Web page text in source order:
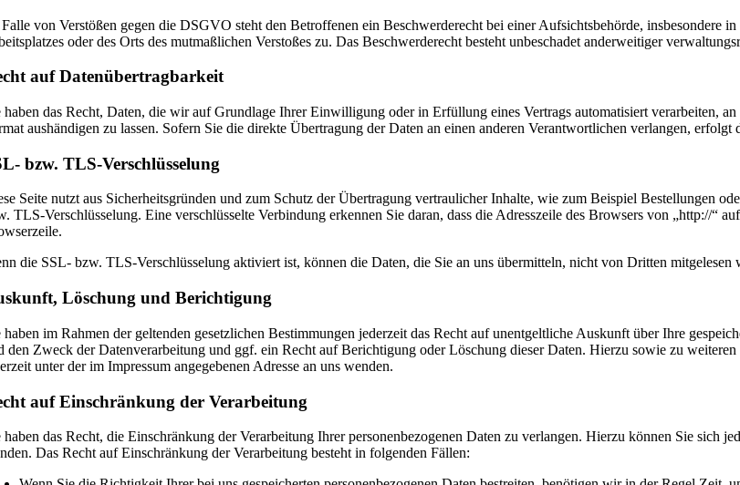
von Verstößen gegen die DSGVO steht den Betroffenen ein Beschwerderecht bei einer Aufsichtsbehörde, insbesondere
oder des Orts des mutmaßlichen Verstoßes zu. Das Beschwerderecht besteht unbeschadet anderweitiger
auf Daten­übertrag­barkeit
haben das Recht, Daten, die wir auf Grundlage Ihrer Einwilligung oder in Erfüllung eines Vertrags automatisiert verarbeiten,
aushändigen zu lassen. Sofern Sie die direkte Übertragung der Daten an einen anderen Verantwortlichen verlangen, erfolgt
bzw. TLS-Verschlüsselung
Seite nutzt aus Sicherheitsgründen und zum Schutz der Übertragung vertraulicher Inhalte, wie zum Beispiel Bestellungen
TLS-Verschlüsselung. Eine verschlüsselte Verbindung erkennen Sie daran, dass die Adresszeile des Browsers von „http://“
die SSL- bzw. TLS-Verschlüsselung aktiviert ist, können die Daten, die Sie an uns übermitteln, nicht von Dritten mitgelesen
Löschung und Berichtigung
haben im Rahmen der geltenden gesetzlichen Bestimmungen jederzeit das Recht auf unentgeltliche Auskunft über Ihre
den Zweck der Datenverarbeitung und ggf. ein Recht auf Berichtigung oder Löschung dieser Daten. Hierzu sowie zu
unter der im Impressum angegebenen Adresse an uns wenden.
auf Einschränkung der Verarbeitung
haben das Recht, die Einschränkung der Verarbeitung Ihrer personenbezogenen Daten zu verlangen. Hierzu können Sie sich
Das Recht auf Einschränkung der Verarbeitung besteht in folgenden Fällen: